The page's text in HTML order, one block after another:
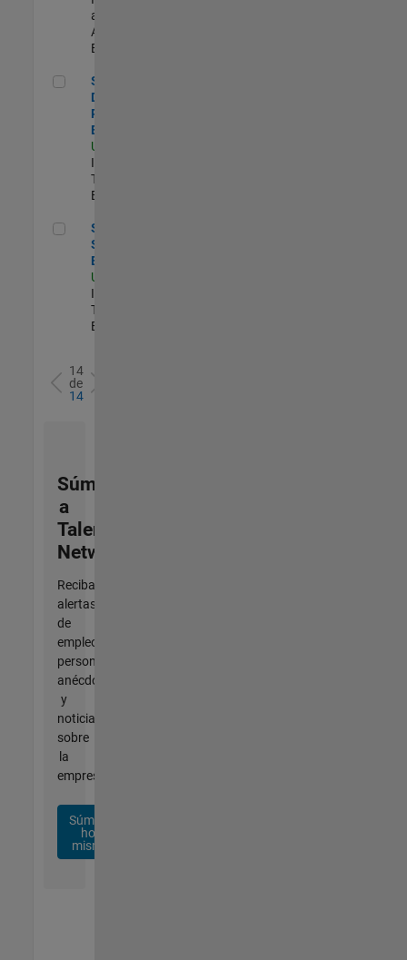
and
Architecture |
Experimentado
Senior Database Reliability Engineer
Senior
Database
Reliability
Engineer
US-MA-Natick
Information
Technology |
Experimentado
Senior Sailpoint IAM Engineer
Senior
Sailpoint IAM
Engineer
US-MA-Natick
Information
Technology |
Experimentado
14
de
14
Súmese
a
Talent
Network
Reciba
alertas
de
empleo
personalizadas,
anécdotas
y
noticias
sobre
la
empresa.
Súmese
hoy
mismo